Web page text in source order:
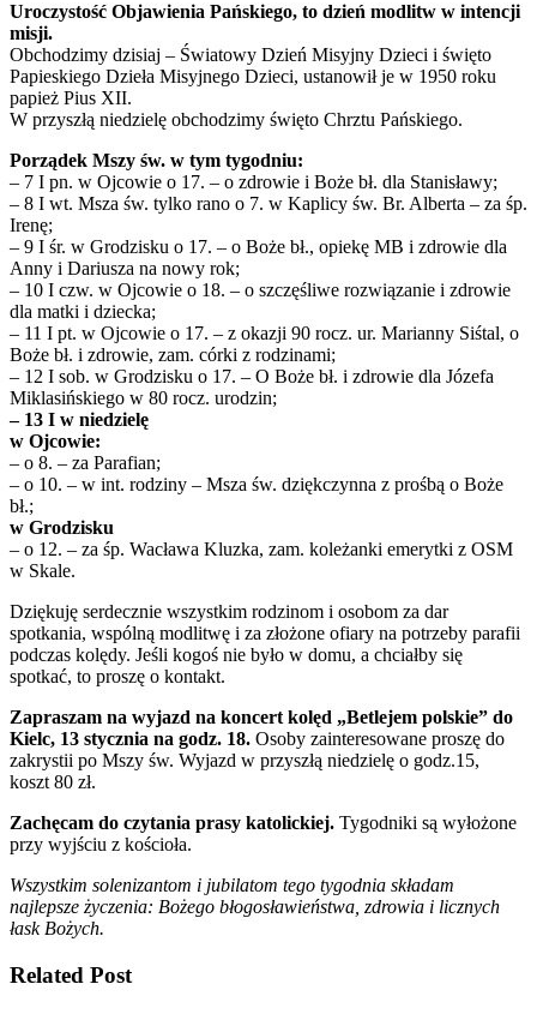
Uroczystość Objawienia Pańskiego, to dzień modlitw w intencji
misji.
Obchodzimy dzisiaj – Światowy Dzień Misyjny Dzieci i święto
Papieskiego Dzieła Misyjnego Dzieci, ustanowił je w 1950 roku
papież Pius XII.
W przyszłą niedzielę obchodzimy święto Chrztu Pańskiego.
Porządek Mszy św. w tym tygodniu:
– 7 I pn. w Ojcowie o 17. – o zdrowie i Boże bł. dla Stanisławy;
– 8 I wt. Msza św. tylko rano o 7. w Kaplicy św. Br. Alberta – za śp.
Irenę;
– 9 I śr. w Grodzisku o 17. – o Boże bł., opiekę MB i zdrowie dla
Anny i Dariusza na nowy rok;
– 10 I czw. w Ojcowie o 18. – o szczęśliwe rozwiązanie i zdrowie
dla matki i dziecka;
– 11 I pt. w Ojcowie o 17. – z okazji 90 rocz. ur. Marianny Siśtal, o
Boże bł. i zdrowie, zam. córki z rodzinami;
– 12 I sob. w Grodzisku o 17. – O Boże bł. i zdrowie dla Józefa
Miklasińskiego w 80 rocz. urodzin;
– 13 I w niedzielę
w Ojcowie:
– o 8. – za Parafian;
– o 10. – w int. rodziny – Msza św. dziękczynna z prośbą o Boże
bł.;
w Grodzisku
– o 12. – za śp. Wacława Kluzka, zam. koleżanki emerytki z OSM
w Skale.
Dziękuję serdecznie wszystkim rodzinom i osobom za dar
spotkania, wspólną modlitwę i za złożone ofiary na potrzeby parafii
podczas kolędy. Jeśli kogoś nie było w domu, a chciałby się
spotkać, to proszę o kontakt.
Zapraszam na wyjazd na koncert kolęd „Betlejem polskie” do
Kielc, 13 stycznia na godz. 18. Osoby zainteresowane proszę do
zakrystii po Mszy św. Wyjazd w przyszłą niedzielę o godz.15,
koszt 80 zł.
Zachęcam do czytania prasy katolickiej. Tygodniki są wyłożone
przy wyjściu z kościoła.
Wszystkim solenizantom i jubilatom tego tygodnia składam
najlepsze życzenia: Bożego błogosławieństwa, zdrowia i licznych
łask Bożych.
Related Post